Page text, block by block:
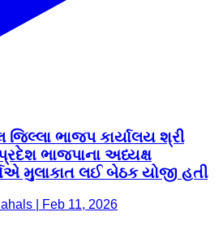
ભાજપ કાર્યાલય શ્રી
ભાજપાના અધ્યક્ષ
મુલાકાત લઈ બેઠક યોજી હતી
| Feb 11, 2026